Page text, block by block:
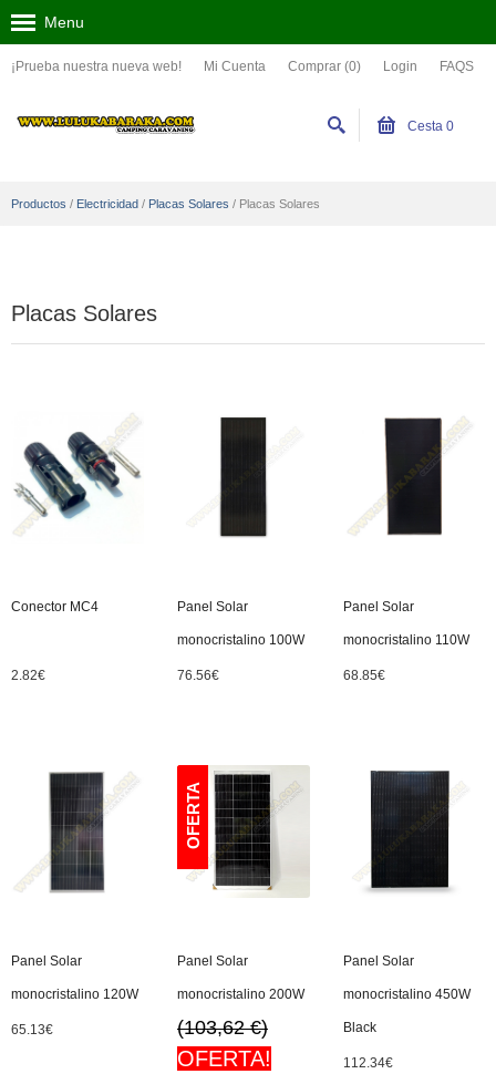
¡Prueba nuestra nueva web! Mi Cuenta Comprar (0) Login FAQS
Menu
Cesta 0
Productos / Electricidad / Placas Solares / Placas Solares
Placas Solares
Conector MC4
2.82€
Panel Solar
monocristalino 100W
76.56€
Panel Solar
monocristalino 110W
68.85€
Panel Solar
monocristalino 120W
65.13€
Panel Solar
monocristalino 200W
(103,62 €)
OFERTA!
Panel Solar
monocristalino 450W
Black
112.34€